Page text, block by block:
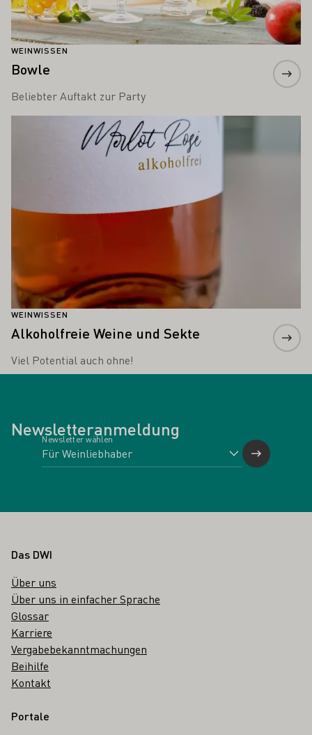
WEINWISSEN
Bowle
Beliebter Auftakt zur Party
WEINWISSEN
Alkoholfreie Weine und Sekte
Viel Potential auch ohne!
Newsletteranmeldung
Newsletter wählen
Fußbereich
Das DWI
Über uns
Über uns in einfacher Sprache
Glossar
Karriere
Vergabebekanntmachungen
Beihilfe
Kontakt
Portale